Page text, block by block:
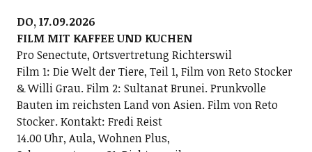
DO, 17.09.2026
FILM MIT KAFFEE UND KUCHEN
Pro Senectute, Ortsvertretung Richterswil
Film 1: Die Welt der Tiere, Teil 1, Film von Reto Stocker
& Willi Grau. Film 2: Sultanat Brunei. Prunkvolle
Bauten im reichsten Land von Asien. Film von Reto
Stocker. Kontakt: Fredi Reist
14.00 Uhr, Aula, Wohnen Plus,